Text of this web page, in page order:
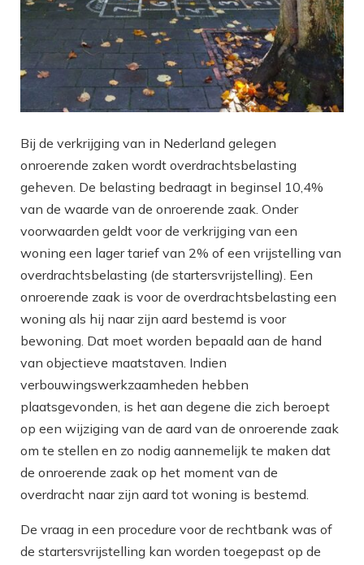
Bij de verkrijging van in Nederland gelegen
onroerende zaken wordt overdrachtsbelasting
geheven. De belasting bedraagt in beginsel 10,4%
van de waarde van de onroerende zaak. Onder
voorwaarden geldt voor de verkrijging van een
woning een lager tarief van 2% of een vrijstelling van
overdrachtsbelasting (de startersvrijstelling). Een
onroerende zaak is voor de overdrachtsbelasting een
woning als hij naar zijn aard bestemd is voor
bewoning. Dat moet worden bepaald aan de hand
van objectieve maatstaven. Indien
verbouwingswerkzaamheden hebben
plaatsgevonden, is het aan degene die zich beroept
op een wijziging van de aard van de onroerende zaak
om te stellen en zo nodig aannemelijk te maken dat
de onroerende zaak op het moment van de
overdracht naar zijn aard tot woning is bestemd.
De vraag in een procedure voor de rechtbank was of
de startersvrijstelling kan worden toegepast op de